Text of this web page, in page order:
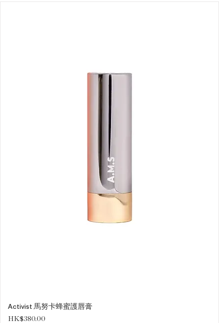
Activist 馬努卡蜂蜜護唇膏
價格
HK$380.00